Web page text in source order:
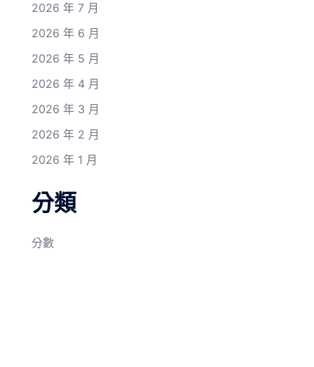
2026 年 7 月
2026 年 6 月
2026 年 5 月
2026 年 4 月
2026 年 3 月
2026 年 2 月
2026 年 1 月
分類
分數